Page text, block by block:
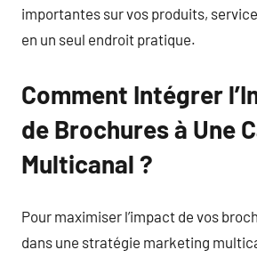
importantes sur vos produits,
en un seul endroit pratique.
Comment Intégrer
de Brochures à Une
Multicanal ?
Pour maximiser l’impact de vos
dans une stratégie marketing